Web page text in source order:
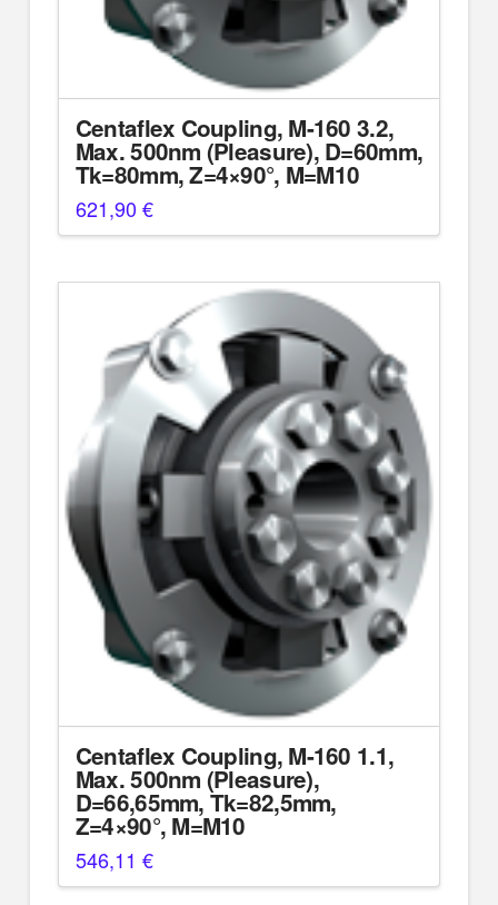
Centaflex Coupling, M-160 3.2,
Max. 500nm (Pleasure), D=60mm,
Tk=80mm, Z=4×90°, M=M10
621,90€
Centaflex Coupling, M-160 1.1,
Max. 500nm (Pleasure),
D=66,65mm, Tk=82,5mm,
Z=4×90°, M=M10
546,11 €